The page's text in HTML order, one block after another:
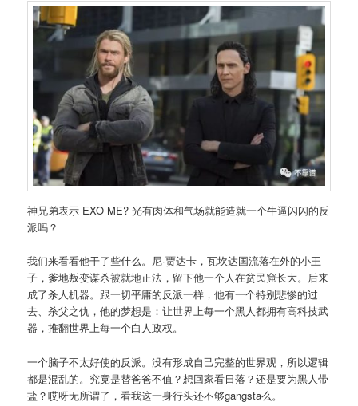
神兄弟表示 EXO ME? 光有肉体和气场就能造就一个牛逼闪闪的反
派吗？
我们来看看他干了些什么。尼·贾达卡，瓦坎达国流落在外的小王
子，爹地叛变谋杀被就地正法，留下他一个人在贫民窟长大。后来
成了杀人机器。跟一切平庸的反派一样，他有一个特别悲惨的过
去、杀父之仇，他的梦想是：让世界上每一个黑人都拥有高科技武
器，推翻世界上每一个白人政权。
一个脑子不太好使的反派。没有形成自己完整的世界观，所以逻辑
都是混乱的。究竟是替爸爸不值？想回家看日落？还是要为黑人带
盐？哎呀无所谓了，看我这一身行头还不够gangsta么。